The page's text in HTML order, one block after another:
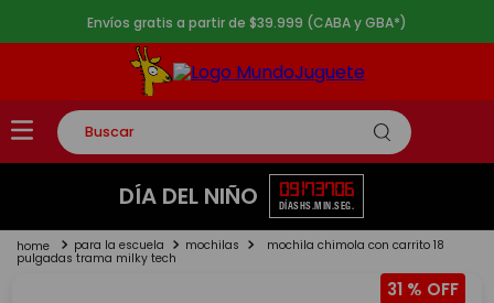
Envíos gratis a partir de $39.999 (CABA y GBA*)
Buscar
TÉRMINOS MÁS BUSCADOS
2.
lego
DÍA DEL NIÑO 09
DÍAS
17
HS.
37
MIN.
06
SEG.
para la escuela mochilas mochila chimola con carrito 18
pulgadas trama milky tech
31 %